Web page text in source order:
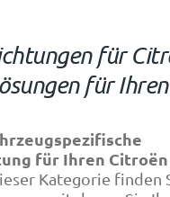
für
für Ihren
für Ihren Citroën
Kategorie finden